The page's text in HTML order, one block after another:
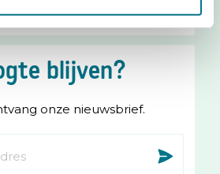
blijven?
onze nieuwsbrief.